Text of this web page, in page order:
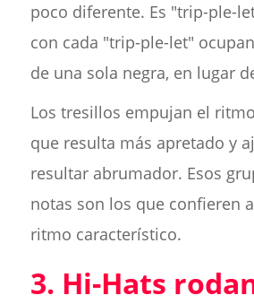
poco diferente. Es "trip-ple-
con cada "trip-ple-let"
de una sola negra, en lugar
Los tresillos empujan el
que resulta más apretado y
resultar abrumador. Esos
notas son los que confieren
ritmo característico.
3. Hi-Hats